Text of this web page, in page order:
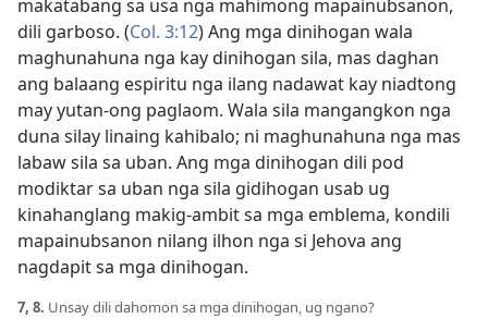
makatabang sa usa nga mahimong mapainubsanon,
dili garboso. (Col. 3:12) Ang mga dinihogan wala
maghunahuna nga kay dinihogan sila, mas daghan
ang balaang espiritu nga ilang nadawat kay niadtong
may yutan-ong paglaom. Wala sila mangangkon nga
duna silay linaing kahibalo; ni maghunahuna nga mas
labaw sila sa uban. Ang mga dinihogan dili pod
modiktar sa uban nga sila gidihogan usab ug
kinahanglang makig-ambit sa mga emblema, kondili
mapainubsanon nilang ilhon nga si Jehova ang
nagdapit sa mga dinihogan.
7, 8. Unsay dili dahomon sa mga dinihogan, ug ngano?